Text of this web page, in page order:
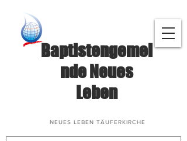
Baptistengemei
nde Neues
Leben
NEUES LEBEN TÄUFERKIRCHE